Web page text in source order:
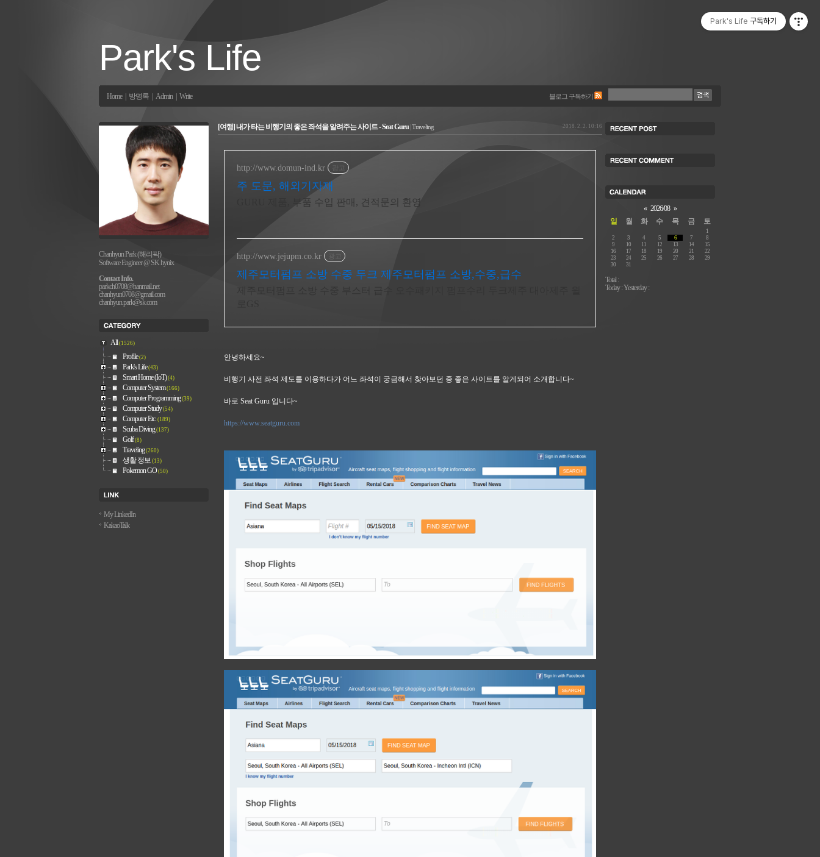
Park's Life
Home 방명록 Admin Write 블로그 구독하기
[여행] 내가 타는 비행기의 좋은 좌석을 알려주는 사이트 - Seat Guru |Traveling 2018. 2. 2. 10:16
http://www.domun-ind.kr 광고
주 도문, 해외기자재
GURU 제품, 부품 수입 판매, 견적문의 환영
http://www.jejupm.co.kr
제주모터펌프 소방 수중 두크 제주모터펌프 소방,수중,급수
안녕하세요~
비행기 사전 좌석 제도를 이용하다가 어느 좌석이 궁금해서 찾아보던 중 좋은 사이트를 알게되어 소개합니다~
바로 Seat Guru 입니다~
https://www.seatguru.com
Chanhyun Park (해리팍)
Software Engineer @ SK hynix
Contact Info.
parkch0708@hanmail.net
chanhyun0708@gmail.com
chanhyun.park@sk.com
All(1526)
Profile(2)
Park's Life(43)
Smart Home (IoT)(4)
Computer System(166)
Computer Programming(39)
Computer Study(54)
Computer Etc. (189)
Scuba Diving(137)
Golf(8)
Traveling(260)
생활 정보 (13)
Pokemon GO(50)
My LinkedIn
KakaoTalk
« 2026/08 »
일
월 화 수 목 금 토
1
2
3 4 5 6 7
8
9
10 11 12 13 14
15
16
17 18 19 20 21
22
23
24 25 26 27 28
29
30
31
Total :
Today : Yesterday :
Park's Life 구독하기